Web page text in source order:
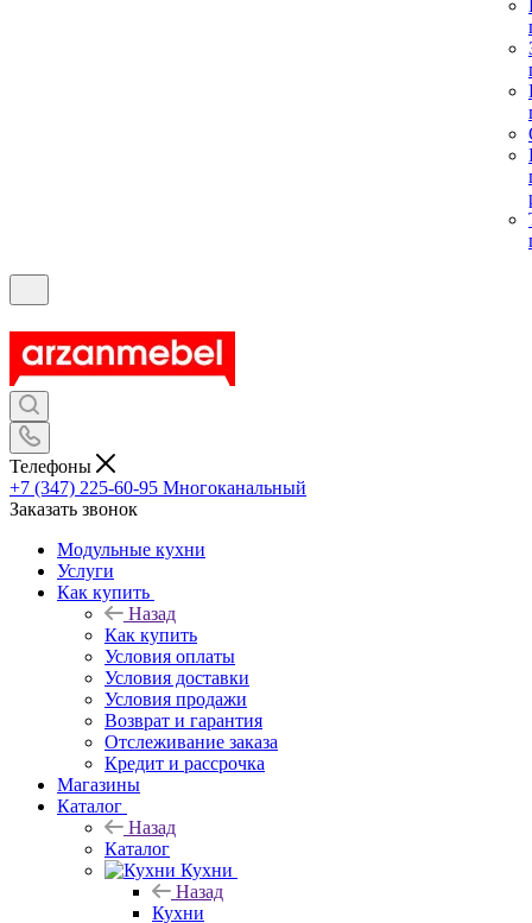
Телефоны
+7 (347) 225-60-95 Многоканальный
Заказать звонок
Модульные кухни
Услуги
Как купить
Назад
Как купить
Условия оплаты
Условия доставки
Условия продажи
Возврат и гарантия
Отслеживание заказа
Кредит и рассрочка
Магазины
Каталог
Назад
Каталог
Кухни
Назад
Кухни